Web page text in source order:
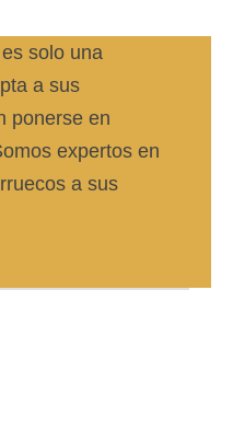
solo una
a sus
ponerse en
expertos en
a sus